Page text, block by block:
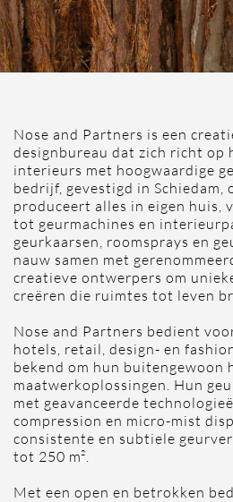
Nose and Partners is een
designbureau dat zich richt op
interieurs met hoogwaardige
bedrijf, gevestigd in Schiedam,
produceert alles in eigen huis,
tot geurmachines en
geurkaarsen, roomsprays en
nauw samen met
creatieve ontwerpers om
creëren die ruimtes tot leven
Nose and Partners bedient
hotels, retail, design- en
bekend om hun buitengewoon
maatwerkoplossingen. Hun
met geavanceerde
compression en micro-mist
consistente en subtiele
tot 250 m².
Met een open en betrokken